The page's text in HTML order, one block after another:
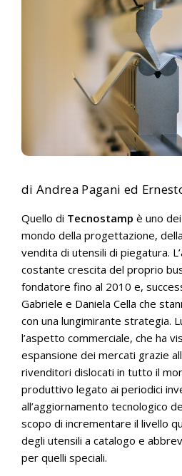
di Andrea Pagani ed
Quello di Tecnostamp è uno
mondo della progettazione,
vendita di utensili di piegatura.
costante crescita del proprio
fondatore fino al 2010 e,
Gabriele e Daniela Cella che
con una lungimirante strategia.
l’aspetto commerciale, che ha
espansione dei mercati grazie
rivenditori dislocati in tutto il
produttivo legato ai periodici
all’aggiornamento tecnologico
scopo di incrementare il livello
degli utensili a catalogo e
per quelli speciali.